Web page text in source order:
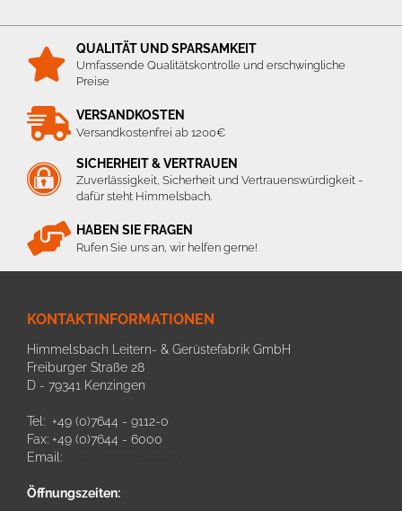
QUALITÄT UND SPARSAMKEIT
Umfassende Qualitätskontrolle und erschwingliche
Preise
VERSANDKOSTEN
Versandkostenfrei ab 1200€
SICHERHEIT & VERTRAUEN
Zuverlässigkeit, Sicherheit und Vertrauenswürdigkeit -
dafür steht Himmelsbach.
HABEN SIE FRAGEN
Rufen Sie uns an, wir helfen gerne!
KONTAKTINFORMATIONEN
Himmelsbach Leitern- & Gerüstefabrik GmbH
Freiburger Straße 28
D - 79341 Kenzingen
Tel: +49 (0)7644 - 9112-0
Fax: +49 (0)7644 - 6000
Email:
Öffnungszeiten: